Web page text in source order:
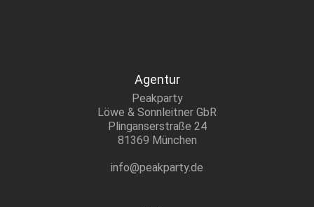
Agentur
Peakparty
Löwe & Sonnleitner GbR
Plinganserstraße 24
81369 München
info@peakparty.de